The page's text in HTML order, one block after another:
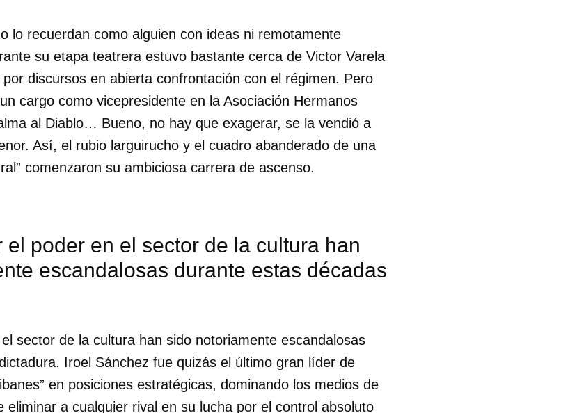
lo recuerdan como alguien con ideas ni remotamente
su etapa teatrera estuvo bastante cerca de Victor Varela
discursos en abierta confrontación con el régimen. Pero
cargo como vicepresidente en la Asociación Hermanos
al Diablo… Bueno, no hay que exagerar, se la vendió a
Así, el rubio larguirucho y el cuadro abanderado de una
comenzaron su ambiciosa carrera de ascenso.
el poder en el sector de la cultura han
escandalosas durante estas décadas
sector de la cultura han sido notoriamente escandalosas
Iroel Sánchez fue quizás el último gran líder de
en posiciones estratégicas, dominando los medios de
eliminar a cualquier rival en su lucha por el control absoluto